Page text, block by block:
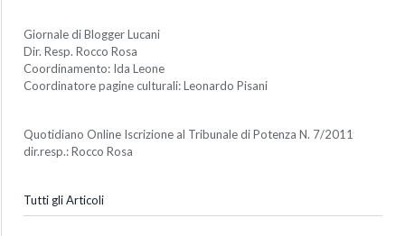
Giornale di Blogger Lucani
Dir. Resp. Rocco Rosa
Coordinamento: Ida Leone
Coordinatore pagine culturali: Leonardo Pisani
Quotidiano Online Iscrizione al Tribunale di Potenza N. 7/2011
dir.resp.: Rocco Rosa
Tutti gli Articoli